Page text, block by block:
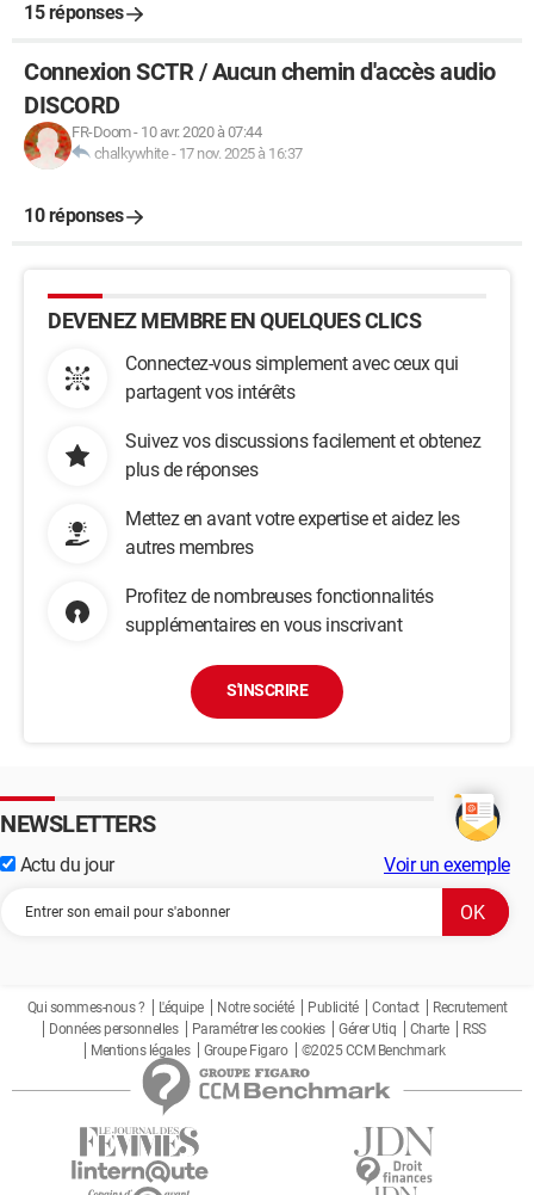
15 réponses
Connexion SCTR / Aucun chemin d'accès audio
DISCORD
FR-Doom- 10 avr. 2020 à 07:44
chalkywhite- 17 nov. 2025 à 16:37
10 réponses
DEVENEZ MEMBRE EN QUELQUES CLICS
Connectez-vous simplement avec ceux qui
partagent vos intérêts
Suivez vos discussions facilement et obtenez
plus de réponses
Mettez en avant votre expertise et aidez les
autres membres
Profitez de nombreuses fonctionnalités
supplémentaires en vous inscrivant
S'INSCRIRE
NEWSLETTERS
Actu du jour Voir un exemple
Qui sommes-nous ? L'équipe Notre société Publicité Contact
Recrutement
Données personnelles
Paramétrer les cookies Gérer Utiq Charte
RSS
Mentions légales
Groupe Figaro ©2025 CCM Benchmark